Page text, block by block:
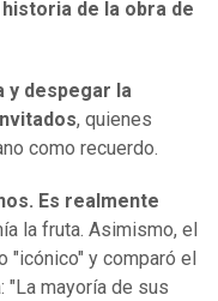
de la obra de
y despegar la
, quienes
como recuerdo.
Es realmente
la fruta. Asimismo, el
y comparó el
"La mayoría de sus